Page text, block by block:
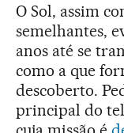
O Sol, assim
semelhantes,
anos até se
como a que
descoberto.
principal do